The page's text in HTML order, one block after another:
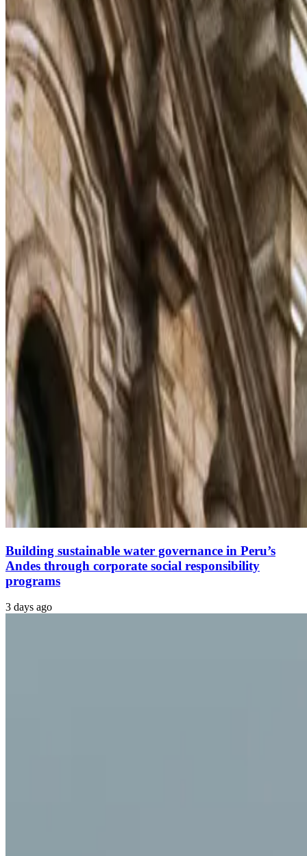
Building sustainable water governance in Peru’s
Andes through corporate social responsibility
programs
3 days ago